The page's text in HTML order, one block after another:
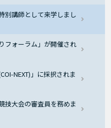
別講師として来学しまし
フォーラム」が開催され
NEXT)」に採択されま
技大会の審査員を務めま